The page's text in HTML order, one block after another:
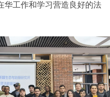
华工作和学习营造良好的法